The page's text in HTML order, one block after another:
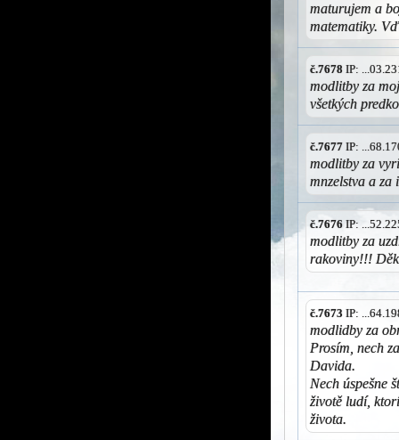
maturujem a
matematiky.
č.7678 IP:
modlitby za
všetkých
č.7677 IP:
modlitby za
mnzelstva a za
č.7676 IP:
modlitby za
rakoviny!!!
č.7673 IP:
modlidby za
Prosím, nech
Davida.
Nech úspešne
životě ludí,
života.